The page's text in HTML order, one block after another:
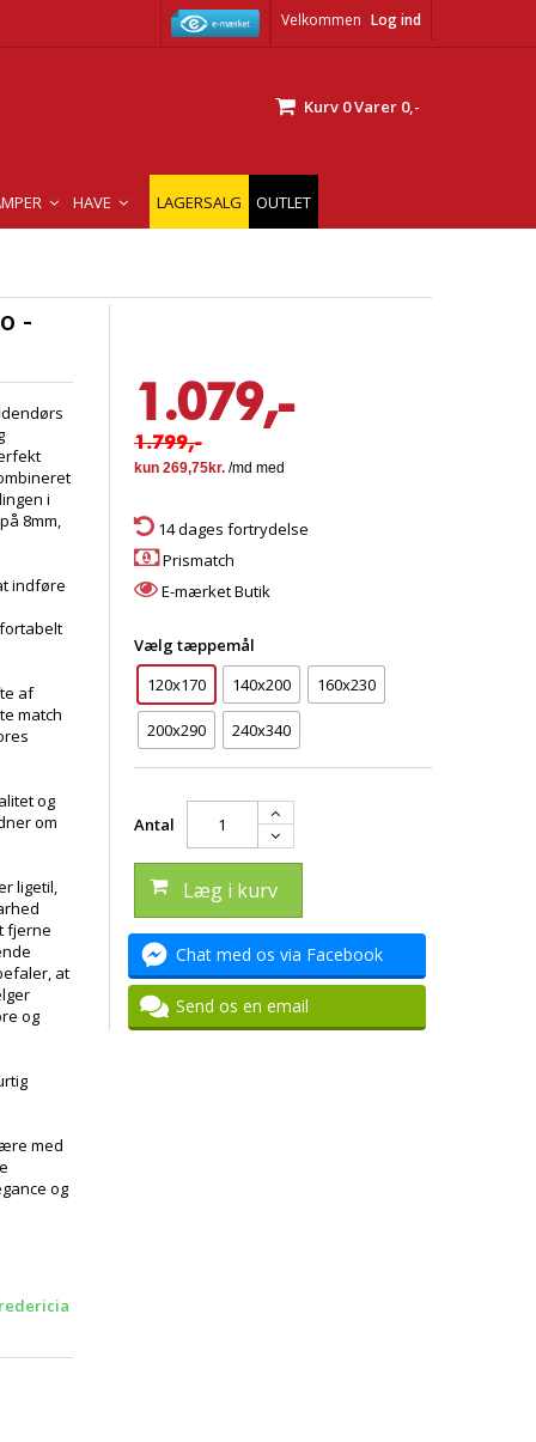
Velkommen Log ind
Kurv 0Varer 0,-
HAVE LAGERSALG OUTLET
-
i
8mm,
indføre
af
match
og
om
ligetil,
fjerne
at
og
med
og
1.079,-
1.799,-
14 dages fortrydelse
Prismatch
E-mærket Butik
Vælg tæppemål
120x170
140x200 160x230
200x290 240x340
Antal
Læg i kurv
Chat med os via Facebook
Send os en email